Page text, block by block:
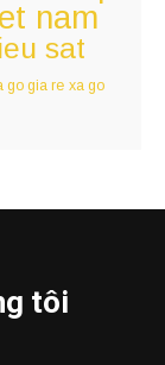
nam
sat
go gia re xa go
tôi